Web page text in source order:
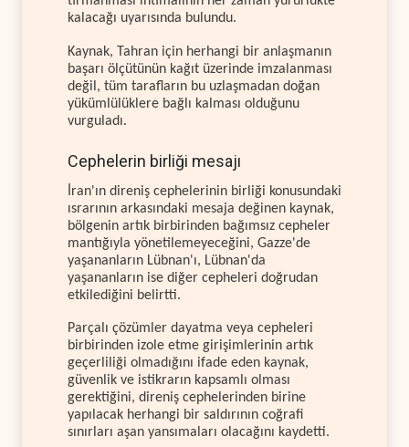
kalacağı uyarısında bulundu.
Kaynak, Tahran için herhangi bir anlaşmanın
başarı ölçütünün kağıt üzerinde imzalanması
değil, tüm tarafların bu uzlaşmadan doğan
yükümlülüklere bağlı kalması olduğunu
vurguladı.
Cephelerin birliği mesajı
İran'ın direniş cephelerinin birliği konusundaki
ısrarının arkasındaki mesaja değinen kaynak,
bölgenin artık birbirinden bağımsız cepheler
mantığıyla yönetilemeyeceğini, Gazze'de
yaşananların Lübnan'ı, Lübnan'da
yaşananların ise diğer cepheleri doğrudan
etkilediğini belirtti.
Parçalı çözümler dayatma veya cepheleri
birbirinden izole etme girişimlerinin artık
geçerliliği olmadığını ifade eden kaynak,
güvenlik ve istikrarın kapsamlı olması
gerektiğini, direniş cephelerinden birine
yapılacak herhangi bir saldırının coğrafi
sınırları aşan yansımaları olacağını kaydetti.